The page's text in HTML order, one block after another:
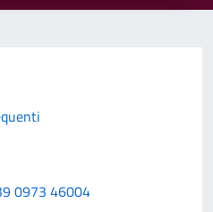
0973 46004